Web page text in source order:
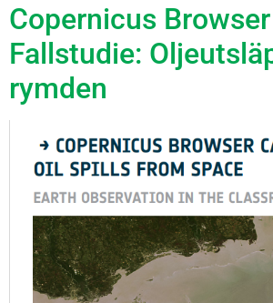
Copernicus Browser
Fallstudie:
rymden